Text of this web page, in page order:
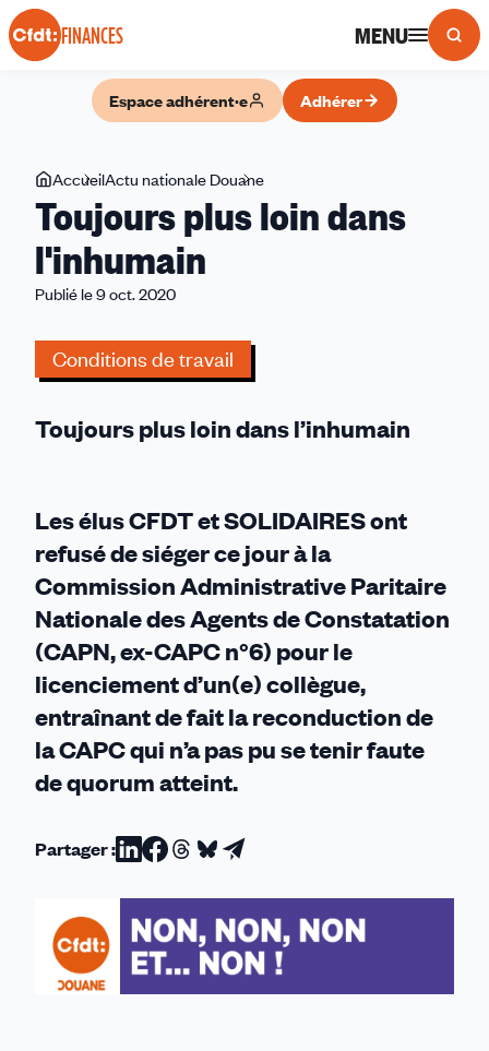
Panneau de gestion des cookies
FINANCES MENU
Espace adhérent·e Adhérer
Vous
êtes
ici
AccueilActu nationale Douane
plus
Toujours plus loin dans
l'inhumain
Publié le 9 oct. 2020
Conditions de travail
Toujours plus loin dans l’inhumain
Les élus CFDT et SOLIDAIRES ont
refusé de siéger ce jour à la
Commission Administrative Paritaire
Nationale des Agents de Constatation
(CAPN, ex-CAPC n°6) pour le
licenciement d’un(e) collègue,
entraînant de fait la reconduction de
la CAPC qui n’a pas pu se tenir faute
de quorum atteint.
Partager :Partager
sur
Linkedin
Partager
sur
Facebook
Partager
sur
Threads
Partager
sur
Bluesky
Partager
par
email